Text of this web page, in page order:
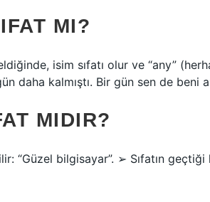
MI?
isim sıfatı olur ve “any”
daha kalmıştı. Bir gün sen de beni
MIDIR?
“Güzel bilgisayar”. ➢ Sıfatın geçtiği